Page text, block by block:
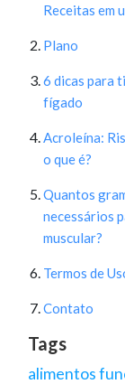
Receitas em
Plano
6 dicas para
fígado
Acroleína:
o que é?
Quantos
necessários
muscular?
Termos de
Contato
Tags
alimentos